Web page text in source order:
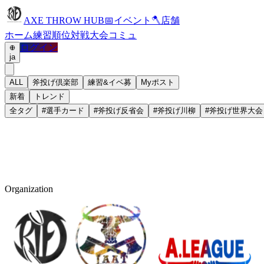
AXE THROW HUB📅イベント 🪓 店舗
ホーム練習順位対戦大会コミュ
ja
ログイン
ALL 斧投げ倶楽部 練習&イベ募
Myポスト
新着
トレンド
全タグ
#選手カード #斧投げ反省会 #斧投げ川柳 #斧投げ世界大会
Organization